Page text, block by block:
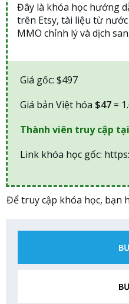
Đây là khóa học hướng
trên Etsy, tài liệu từ
MMO chỉnh lý và dịch
Giá gốc: $497
Giá bản Việt hóa $47 =
Thành viên truy cập
Link khóa học gốc:
Để truy cập khóa học, bạn